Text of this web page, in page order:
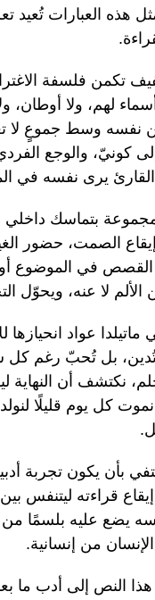
العبارات تُعيد
تكمن فلسفة
أسماء لهم، ولا
وسط جموعٍ لا
كونيّ، والوجع
يرى نفسه في
بتماسك
الصمت، حضور
القصص في الموضوع
لا عنه، ويحوّل
ماتيلدا عواد
لا تُدين، بل تُحبّ
نكتشف أن النهاية
نموت كل يوم قليلًا
بأن يكون تجربة
قراءته ليتنفس
يضع عليه بلسمًا
الإنسان من إنسانية.
هذا النص إلى أدب ما